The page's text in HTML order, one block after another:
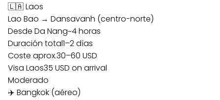
🇱🇦 Laos
Lao Bao → Dansavanh (centro-norte)
Desde Da Nang~4 horas
Duración total1–2 días
Coste aprox.30–60 USD
Visa Laos35 USD on arrival
Moderado
✈️ Bangkok (aéreo)